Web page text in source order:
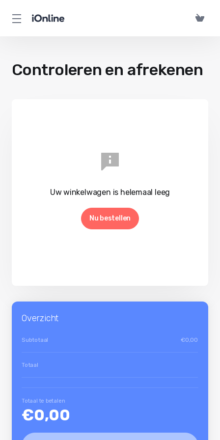
Controleren en afrekenen
Uw winkelwagen is helemaal leeg
Nu bestellen
Overzicht
Subtotaal €0,00
Totaal
Totaal te betalen
€0,00